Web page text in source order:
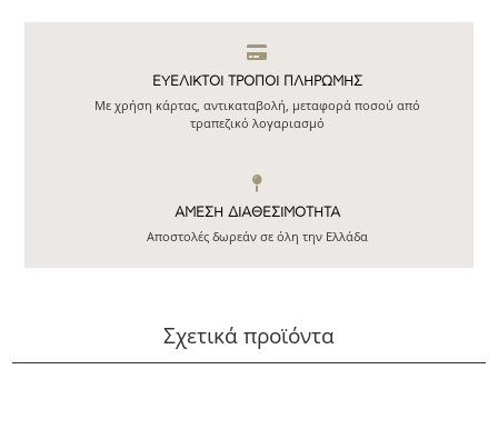
ΕΥΕΛΙΚΤΟΙ ΤΡΟΠΟΙ ΠΛΗΡΩΜΗΣ
Με χρήση κάρτας, αντικαταβολή, μεταφορά ποσού από
τραπεζικό λογαριασμό
ΆΜΕΣΗ ΔΙΑΘΕΣΙΜΌΤΗΤΑ
Αποστολές δωρεάν σε όλη την Ελλάδα
Σχετικά προϊόντα